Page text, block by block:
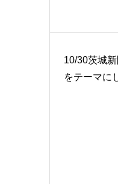
10/30茨城
をテーマに